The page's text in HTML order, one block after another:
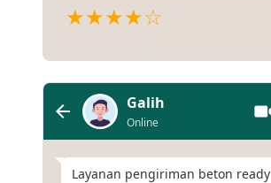
★★★★☆
Galih
Online
Layanan pengiriman beton ready